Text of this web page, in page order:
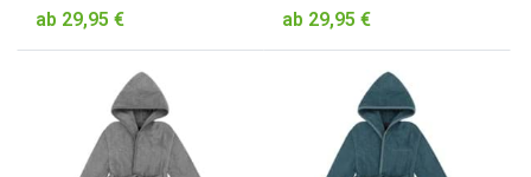
ab 29,95 € ab 29,95 €